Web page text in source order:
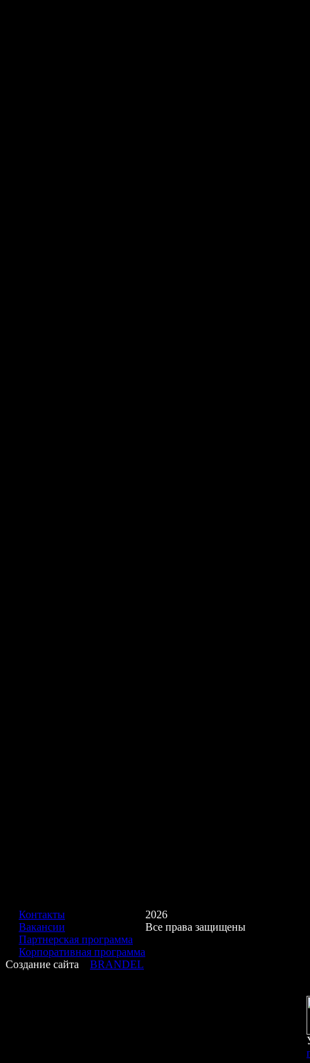
Контакты
Вакансии
Партнерская программа
Корпоративная программа
2026
Все права защищены
Создание сайта BRANDEL